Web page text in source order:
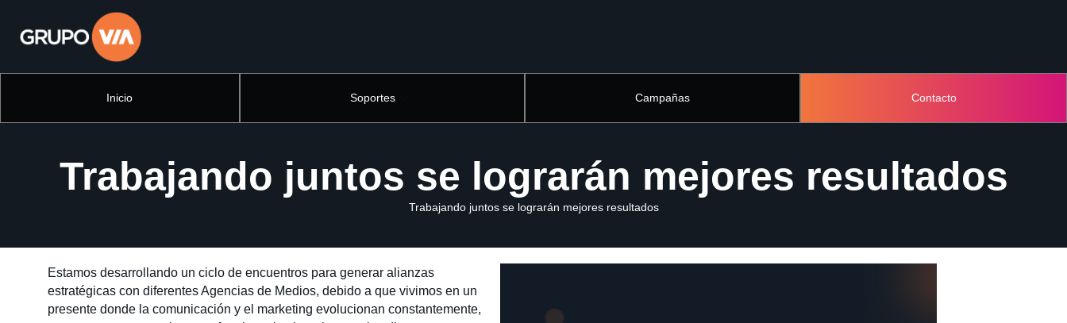
Inicio Soportes Campañas Contacto
Trabajando juntos se lograrán mejores resultados
Trabajando juntos se lograrán mejores resultados
Estamos desarrollando un ciclo de encuentros para generar alianzas
estratégicas con diferentes Agencias de Medios, debido a que vivimos en un
presente donde la comunicación y el marketing evolucionan constantemente,